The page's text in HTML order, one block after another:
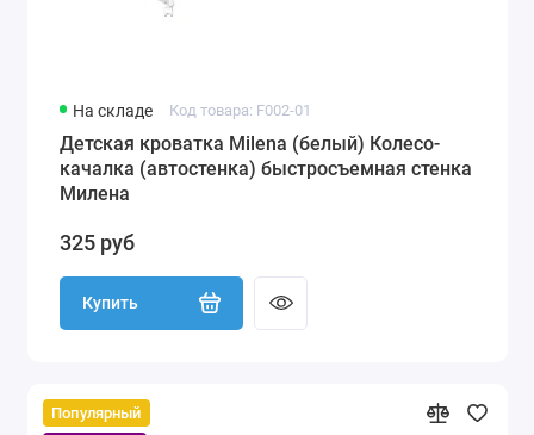
На складе Код товара: F002-01
Детская кроватка Milena (белый) Колесо-
качалка (автостенка) быстросъемная стенка
Милена
325 руб
Купить
Популярный